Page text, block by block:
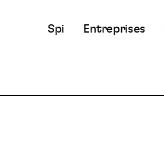
Spi Entreprises